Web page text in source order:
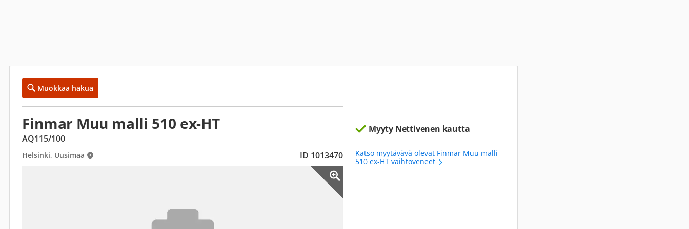
Muokkaa hakua
Finmar Muu malli 510 ex-HT
AQ115/100
Helsinki, Uusimaa ID 1013470
Myyty Nettivenen kautta
Katso myytävävä olevat Finmar Muu malli
510 ex-HT vaihtoveneet